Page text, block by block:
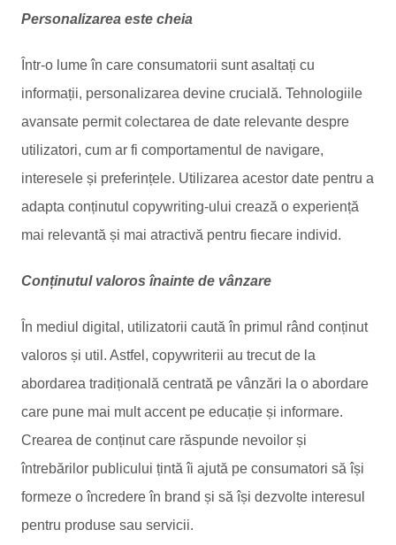
Personalizarea este cheia
Într-o lume în care consumatorii sunt asaltați cu
informații, personalizarea devine crucială. Tehnologiile
avansate permit colectarea de date relevante despre
utilizatori, cum ar fi comportamentul de navigare,
interesele și preferințele. Utilizarea acestor date pentru a
adapta conținutul copywriting-ului crează o experiență
mai relevantă și mai atractivă pentru fiecare individ.
Conținutul valoros înainte de vânzare
În mediul digital, utilizatorii caută în primul rând conținut
valoros și util. Astfel, copywriterii au trecut de la
abordarea tradițională centrată pe vânzări la o abordare
care pune mai mult accent pe educație și informare.
Crearea de conținut care răspunde nevoilor și
întrebărilor publicului țintă îi ajută pe consumatori să își
formeze o încredere în brand și să își dezvolte interesul
pentru produse sau servicii.